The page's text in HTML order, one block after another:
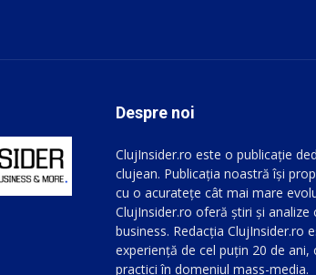
Despre noi
ClujInsider.ro este o publicație
clujean. Publicația noastră își
cu o acuratețe cât mai mare
ClujInsider.ro oferă știri și analize
business. Redacția ClujInsider.ro
experiență de cel puțin 20 de
practici în domeniul mass-media.